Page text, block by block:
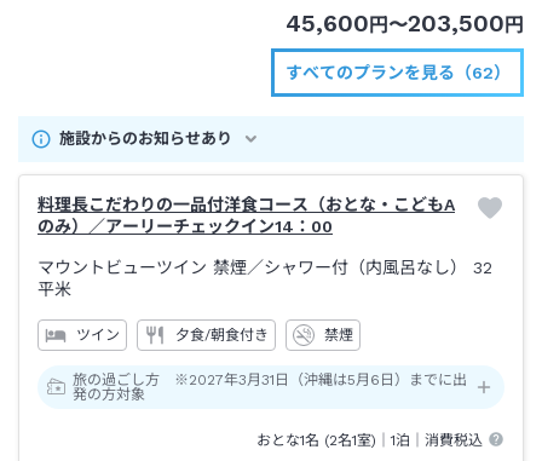
45,600円〜203,500円
すべてのプランを見る（62）
施設からのお知らせあり
料理長こだわりの一品付洋食コース（おとな・こどもA
のみ）／アーリーチェックイン14：00
マウントビューツイン 禁煙／シャワー付（内風呂なし） 32
平米
ツイン 夕食/朝食付き 禁煙
旅の過ごし方 ※2027年3月31日（沖縄は5月6日）までに出
発の方対象
おとな1名 (2名1室)｜1泊 ｜消費税込